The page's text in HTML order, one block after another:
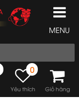
MENU
0
Yêu thích Giỏ hàng